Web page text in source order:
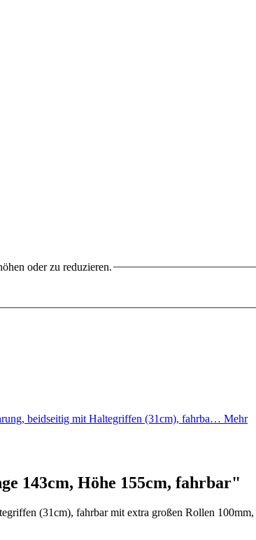
oder zu reduzieren.
beidseitig mit Haltegriffen (31cm), fahrba… Mehr
143cm, Höhe 155cm, fahrbar"
(31cm), fahrbar mit extra großen Rollen